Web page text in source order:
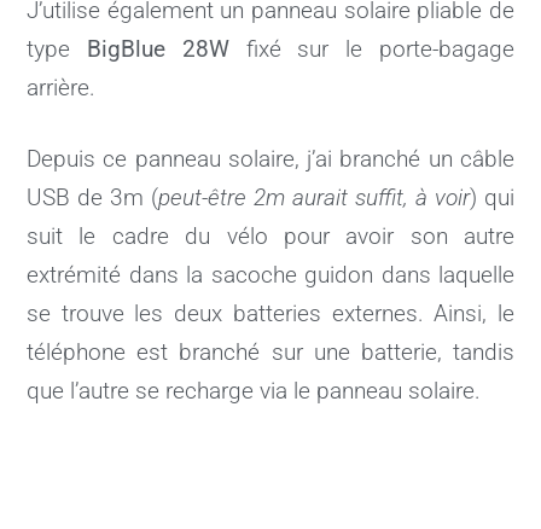
J’utilise également un panneau solaire pliable de
type
BigBlue 28Wfixé sur le porte-bagage
arrière.
Depuis ce panneau solaire, j’ai branché un câble
USB de 3m (peut-être 2m aurait suffit, à voir) qui
suit le cadre du vélo pour avoir son autre
extrémité dans la sacoche guidon dans laquelle
se trouve les deux batteries externes. Ainsi, le
téléphone est branché sur une batterie, tandis
que l’autre se recharge via le panneau solaire.